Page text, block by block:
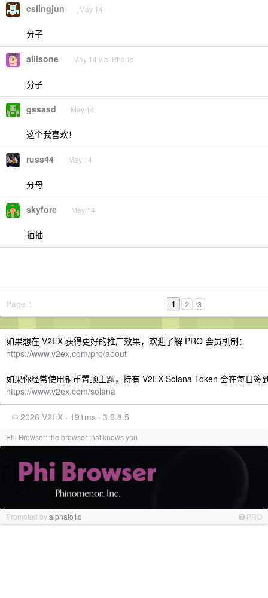
cslingjun May 14
分子
allisone May 14 via iPhone
分子
gssasd May 14
这个我喜欢！
russ44 May 14
分母
skyfore May 14
抽抽
Page 1 1 2 3
如果想在 V2EX 获得更好的推广效果，欢迎了解 PRO 会员机制：
https://www.v2ex.com/pro/about
如果你经常使用铜币置顶主题，持有 V2EX Solana Token 会在每日签
https://www.v2ex.com/solana
© 2026 V2EX · 191ms · 3.9.8.5
Phi Browser: the browser that knows you
Promoted byalphato1o PRO